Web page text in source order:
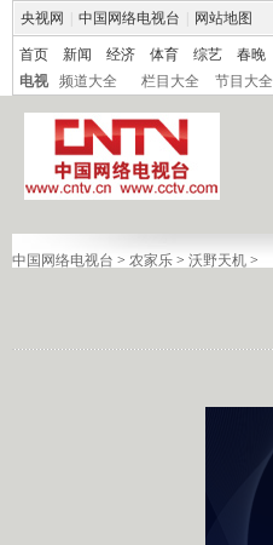
央视网 中国网络电视台 网站地图
首页 新闻 经济 体育 综艺 春晚
电视
频道大全 栏目大全 节目大全
中国网络电视台 > 农家乐 > 沃野天机 >